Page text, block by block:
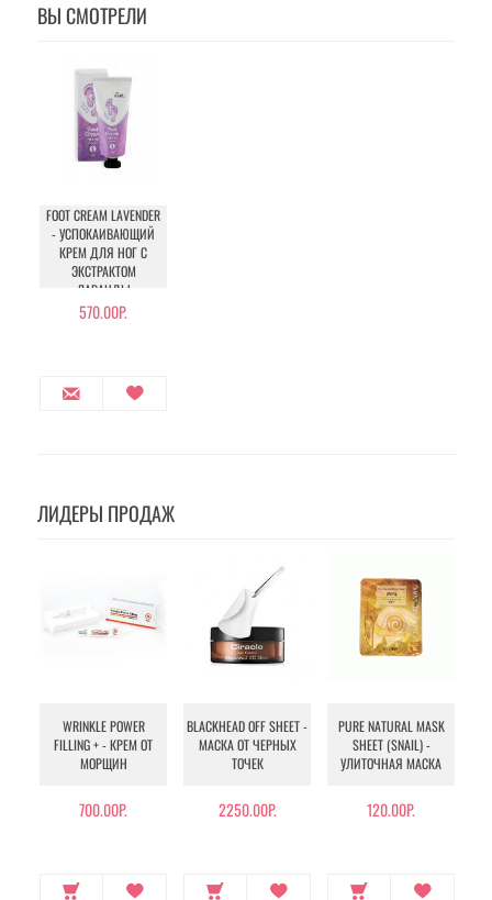
ВЫ СМОТРЕЛИ
FOOT CREAM LAVENDER
- УСПОКАИВАЮЩИЙ
КРЕМ ДЛЯ НОГ С
ЭКСТРАКТОМ
ЛАВАНДЫ
570.00Р.
ЛИДЕРЫ ПРОДАЖ
WRINKLE POWER
FILLING + - КРЕМ ОТ
МОРЩИН
700.00Р.
BLACKHEAD OFF SHEET -
МАСКА ОТ ЧЕРНЫХ
ТОЧЕК
2250.00Р.
PURE NATURAL MASK
SHEET (SNAIL) -
УЛИТОЧНАЯ МАСКА
120.00Р.